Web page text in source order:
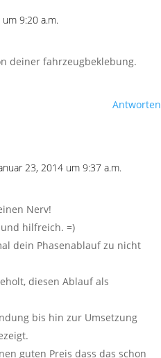
9:20 a.m.
deiner fahrzeugbeklebung.
Antworten
23, 2014 um 9:37 a.m.
Nerv!
hilfreich. =)
dein Phasenablauf zu nicht
diesen Ablauf als
bis hin zur Umsetzung
guten Preis dass das schon